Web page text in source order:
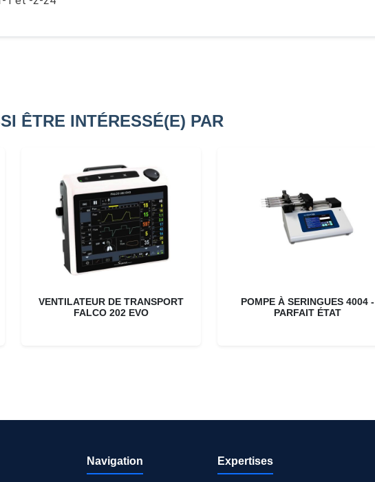
ÊTRE INTÉRESSÉ(E) PAR
VENTILATEUR DE TRANSPORT
FALCO 202 EVO
POMPE À SERINGUES 4004 -
PARFAIT ÉTAT
Navigation Expertises